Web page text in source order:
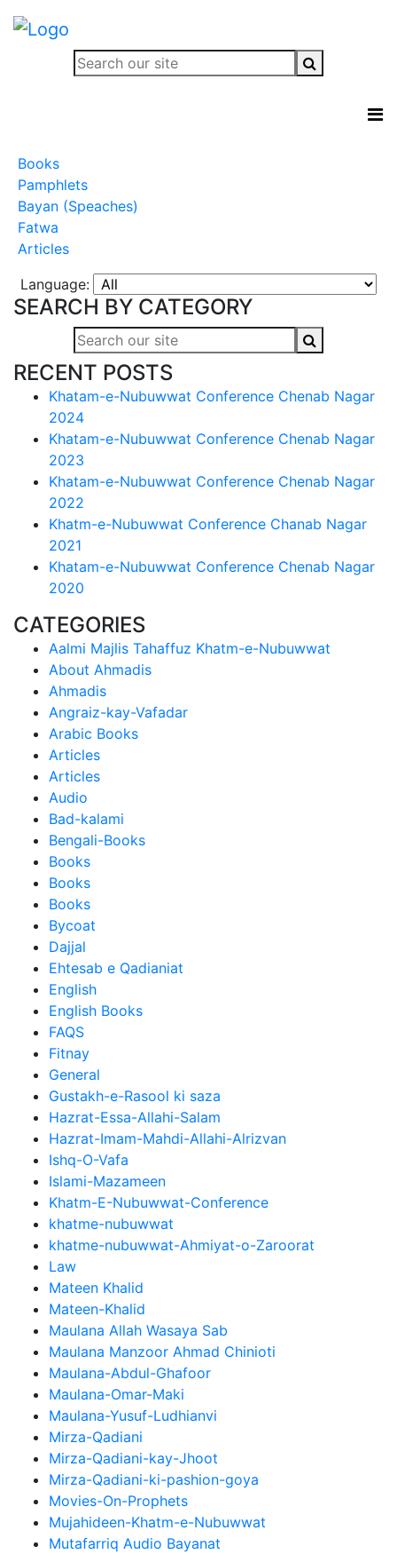
Books
Pamphlets
Bayan (Speaches)
Fatwa
Articles
Language:
SEARCH BY CATEGORY
RECENT POSTS
Khatam-e-Nubuwwat Conference Chenab Nagar
2024
Khatam-e-Nubuwwat Conference Chenab Nagar
2023
Khatam-e-Nubuwwat Conference Chenab Nagar
2022
Khatm-e-Nubuwwat Conference Chanab Nagar
2021
Khatam-e-Nubuwwat Conference Chenab Nagar
2020
CATEGORIES
Aalmi Majlis Tahaffuz Khatm-e-Nubuwwat
About Ahmadis
Ahmadis
Angraiz-kay-Vafadar
Arabic Books
Articles
Articles
Audio
Bad-kalami
Bengali-Books
Books
Books
Books
Bycoat
Dajjal
Ehtesab e Qadianiat
English
English Books
FAQS
Fitnay
General
Gustakh-e-Rasool ki saza
Hazrat-Essa-Allahi-Salam
Hazrat-Imam-Mahdi-Allahi-Alrizvan
Ishq-O-Vafa
Islami-Mazameen
Khatm-E-Nubuwwat-Conference
khatme-nubuwwat
khatme-nubuwwat-Ahmiyat-o-Zaroorat
Law
Mateen Khalid
Mateen-Khalid
Maulana Allah Wasaya Sab
Maulana Manzoor Ahmad Chinioti
Maulana-Abdul-Ghafoor
Maulana-Omar-Maki
Maulana-Yusuf-Ludhianvi
Mirza-Qadiani
Mirza-Qadiani-kay-Jhoot
Mirza-Qadiani-ki-pashion-goya
Movies-On-Prophets
Mujahideen-Khatm-e-Nubuwwat
Mutafarriq Audio Bayanat